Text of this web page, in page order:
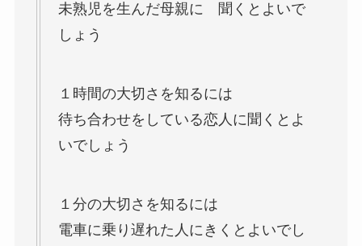
未熟児を生んだ母親に 聞くとよいで
しょう
１時間の大切さを知るには
待ち合わせをしている恋人に聞くとよ
いでしょう
１分の大切さを知るには
電車に乗り遅れた人にきくとよいでし